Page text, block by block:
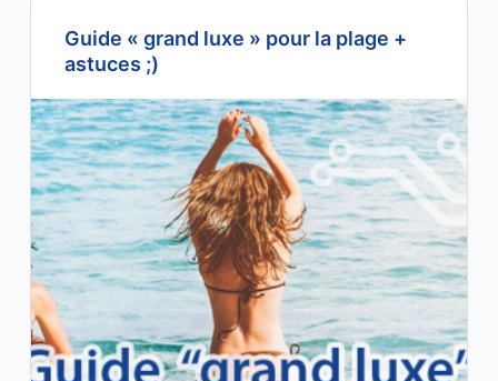
Guide « grand luxe » pour la plage +
astuces ;)